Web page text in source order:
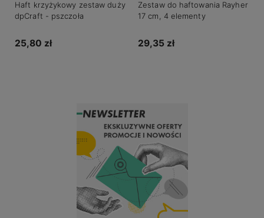
Haft krzyżykowy zestaw duży
dpCraft - pszczoła
25,80 zł
Zestaw do haftowania Rayher
17 cm, 4 elementy
29,35 zł